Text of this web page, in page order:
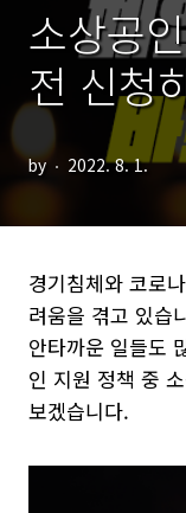
소상공
전 신청
by 2022. 8. 1.
경기침체와 코로
려움을 겪고 있습
안타까운 일들도
인 지원 정책 중
보겠습니다.